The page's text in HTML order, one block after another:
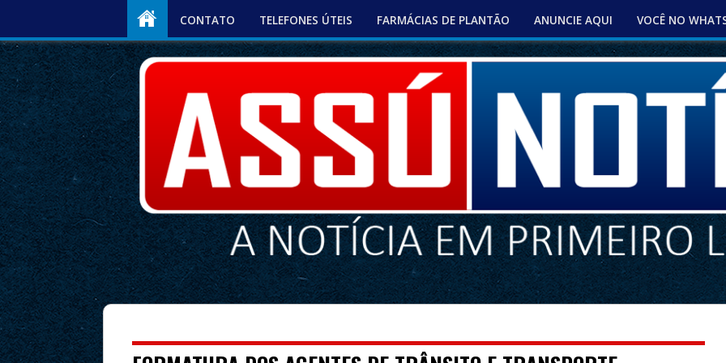
CONTATO TELEFONES ÚTEIS FARMÁCIAS DE PLANTÃO ANUNCIE AQUI VOCÊ NO